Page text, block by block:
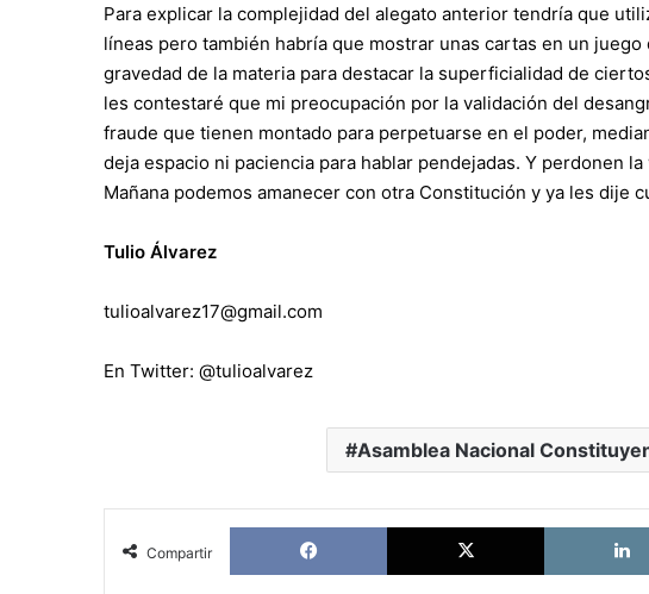
Para explicar la complejidad del alegato anterior tendría que
líneas pero también habría que mostrar unas cartas en un
gravedad de la materia para destacar la superficialidad de
les contestaré que mi preocupación por la validación del
fraude que tienen montado para perpetuarse en el poder,
deja espacio ni paciencia para hablar pendejadas. Y perdonen
Mañana podemos amanecer con otra Constitución y ya les dije
Tulio Álvarez
tulioalvarez17@gmail.com
En Twitter: @tulioalvarez
Asamblea Nacional
Compartir
Facebook X